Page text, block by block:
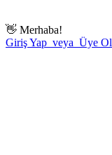
👋 Merhaba!
Giriş Yap veya Üye Ol